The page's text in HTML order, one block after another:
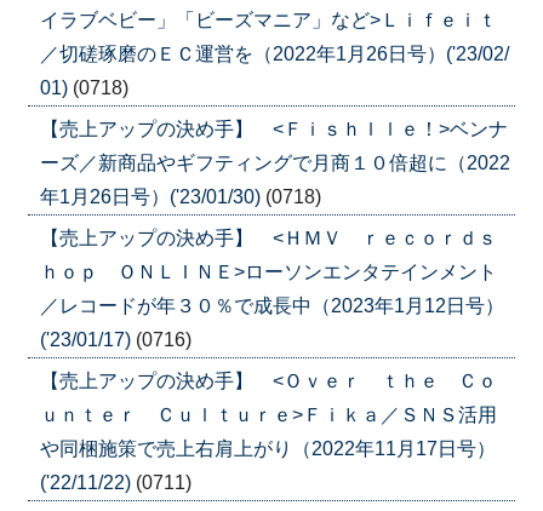
イラブベビー」「ビーズマニア」など>Ｌｉｆｅｉｔ
／切磋琢磨のＥＣ運営を（2022年1月26日号）('23/02/
01) (0718)
【売上アップの決め手】 <Ｆｉｓｈｌｌｅ！>ベンナ
ーズ／新商品やギフティングで月商１０倍超に（2022
年1月26日号）('23/01/30) (0718)
【売上アップの決め手】 <ＨＭＶ ｒｅｃｏｒｄｓ
ｈｏｐ ＯＮＬＩＮＥ>ローソンエンタテインメント
／レコードが年３０％で成長中（2023年1月12日号）
('23/01/17) (0716)
【売上アップの決め手】 <Ｏｖｅｒ ｔｈｅ Ｃｏ
ｕｎｔｅｒ Ｃｕｌｔｕｒｅ>Ｆｉｋａ／ＳＮＳ活用
や同梱施策で売上右肩上がり（2022年11月17日号）
('22/11/22) (0711)